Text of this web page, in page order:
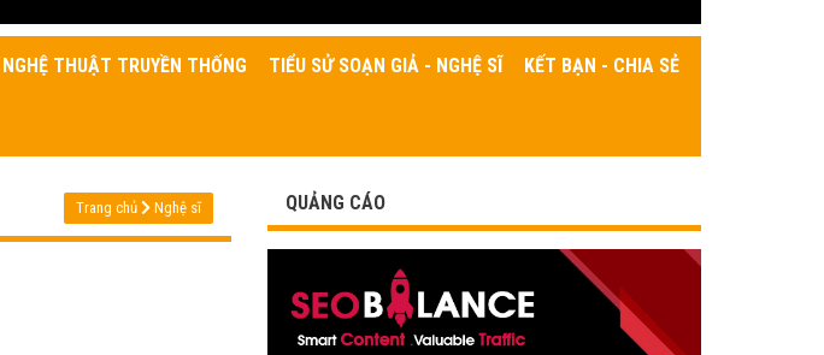
NGHỆ THUẬT TRUYỀN THỐNG TIỂU SỬ SOẠN GIẢ - NGHỆ SĨ KẾT BẠN - CHIA SẺ
Trang chủ Nghệ sĩ QUẢNG CÁO